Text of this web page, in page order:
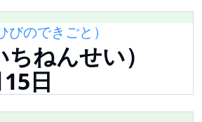
のできごと）
ちねんせい）
15日